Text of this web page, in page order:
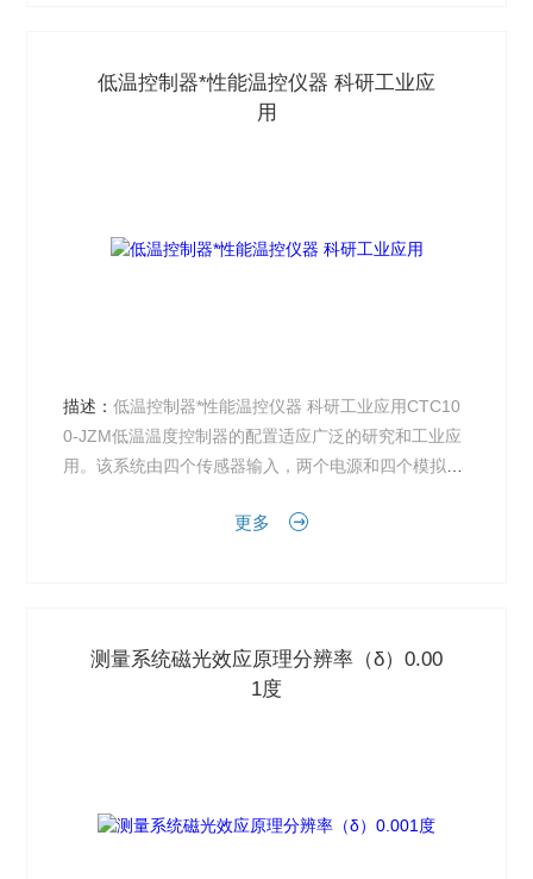
低温控制器*性能温控仪器 科研工业应
用
描述：低温控制器*性能温控仪器 科研工业应用CTC10
0-JZM低温温度控制器的配置适应广泛的研究和工业应
用。该系统由四个传感器输入，两个电源和四个模拟电
更多
测量系统磁光效应原理分辨率（δ）0.00
1度